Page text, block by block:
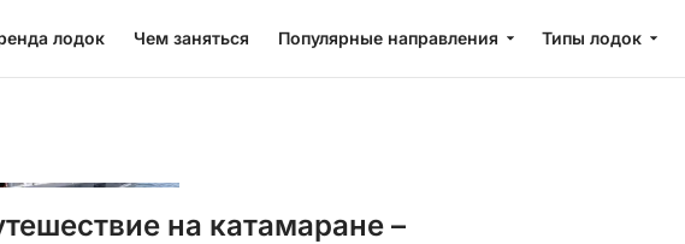
лодок Чем заняться Популярные направления Типы лодок
на катамаране –